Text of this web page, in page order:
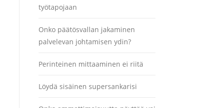
työtapojaan
Onko päätösvallan jakaminen
palvelevan johtamisen ydin?
Perinteinen mittaaminen ei riitä
Löydä sisäinen supersankarisi